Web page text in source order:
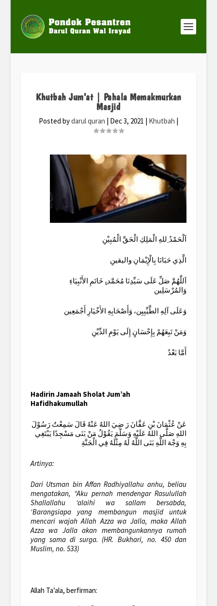
Khutbah Jum’at | Pahala Memakmurkan
Masjid
Posted bydarul quran | Dec 3, 2021 | Khutbah |
اَلْحَمْدُ ِللهِ الْمَلِكِ الْحَقِّ الْمُبِيْنِ
الَّذِي حَبَانَا بِالْإِيْمَانِ واليقينِ
اَللَّهُمَّ صَلِّ عَلَى سَيِّدِنَا مُحَمَّد،ٍ خَاتَمِ الأَنْبِيَاءِ
وَالمُرْسَلِين
وَعَلَى آلِهِ الطَّيِّبِيِن، وَأَصْحَابِهِ الأَخْيَارِ أَجْمَعِين
وَمَنْ تَبِعَهُمْ بِإِحْسَانٍ إِلَى يَوْمِ الدِّيْنِ
أَمَّا بَعْدُ
Hadirin Jamaah Sholat Jum’ah
Hafidhakumullah
عَنْ عُثْمَانَ بْنِ عَفَّانَ رَ ضِيَ اللهُ عَنْهُ قَالَ سَمِعْتُ رَسُوْلَ
اللهِ صَلَّى اللهُ عَلَيْهِ وَسَلّمَ يَقُوْلُ مَنْ بَنَى مَسْجِدًا يَبْتَغِي
بِهِ وَجْهَ اللَّهِ بَنَى اللَّهُ لَهُ مِثْلَهُ فِي الْجَنَّةِ
Artinya:
Dari Utsman bin Affan Radhiyallahu anhu, beliau
mengatakan, “Aku pernah mendengar Rasulullah
Shallallahu ‘alaihi wa sallam bersabda,
‘Barangsiapa yang membangun masjid untuk
mencari wajah Allah Azza wa Jalla, maka Allah
Azza wa Jalla akan membangunkannya rumah
yang sama di surga. (HR. Bukhari, no. 450 dan
Muslim, no. 533)
Allah Ta’ala, berfirman: